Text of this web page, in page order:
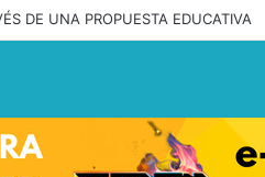
DE UNA PROPUESTA EDUCATIVA